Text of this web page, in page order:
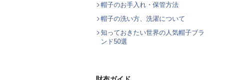
帽子のお手入れ・保管方法
帽子の洗い方、洗濯について
知っておきたい世界の人気帽子ブラ
ンド50選